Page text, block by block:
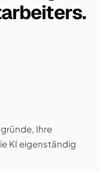
Ihre
KI eigenständig